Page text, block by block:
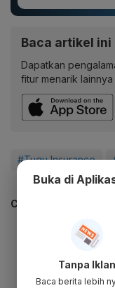
Baca artikel
Dapatkan
fitur menarik
#Tugu Insurance
CEK JUGA DATA INI
Buka di
Tanpa Iklan
Baca berita lebih